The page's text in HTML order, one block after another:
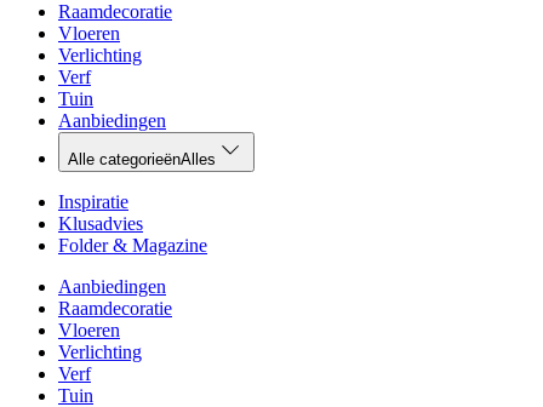
Raamdecoratie
Vloeren
Verlichting
Verf
Tuin
Aanbiedingen
Alle categorieënAlles
Inspiratie
Klusadvies
Folder & Magazine
Aanbiedingen
Raamdecoratie
Vloeren
Verlichting
Verf
Tuin